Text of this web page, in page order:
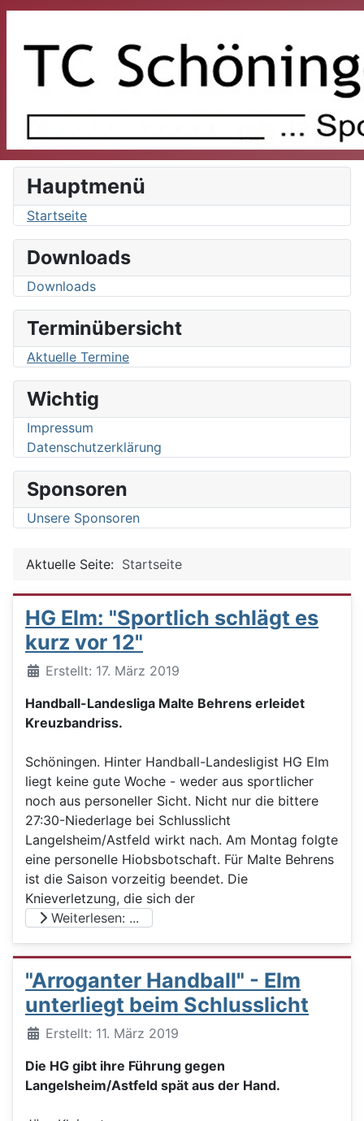
Hauptmenü
Startseite
Downloads
Downloads
Terminübersicht
Aktuelle Termine
Wichtig
Impressum
Datenschutzerklärung
Sponsoren
Unsere Sponsoren
Aktuelle Seite: Startseite
HG Elm: "Sportlich schlägt es
kurz vor 12"
DetailsErstellt: 17. März 2019
Handball-Landesliga Malte Behrens erleidet
Kreuzbandriss.
Schöningen. Hinter Handball-Landesligist HG Elm
liegt keine gute Woche - weder aus sportlicher
noch aus personeller Sicht. Nicht nur die bittere
27:30-Niederlage bei Schlusslicht
Langelsheim/Astfeld wirkt nach. Am Montag folgte
eine personelle Hiobsbotschaft. Für Malte Behrens
ist die Saison vorzeitig beendet. Die
Knieverletzung, die sich der
Weiterlesen: ...
"Arroganter Handball" - Elm
unterliegt beim Schlusslicht
DetailsErstellt: 11. März 2019
Die HG gibt ihre Führung gegen
Langelsheim/Astfeld spät aus der Hand.